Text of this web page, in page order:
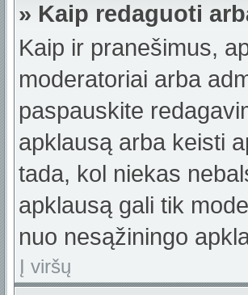
» Kaip redaguoti
Kaip ir pranešimus,
moderatoriai arba
paspauskite
apklausą arba keisti
tada, kol niekas
apklausą gali tik
nuo nesąžiningo
Į viršų